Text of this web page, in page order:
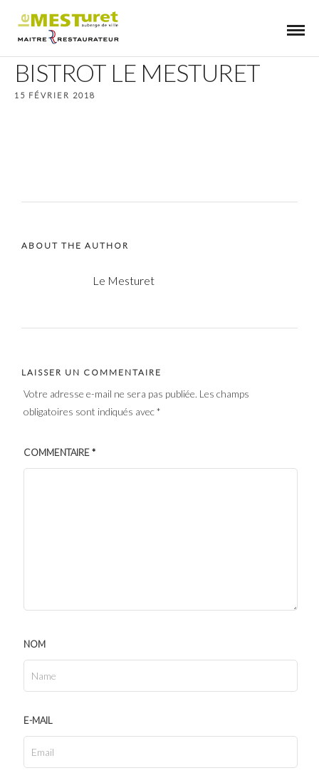
BISTROT LE MESTURET
15 FÉVRIER 2018
ABOUT THE AUTHOR
Le Mesturet
LAISSER UN COMMENTAIRE
Votre adresse e-mail ne sera pas publiée. Les champs
obligatoires sont indiqués avec*
COMMENTAIRE*
NOM
E-MAIL